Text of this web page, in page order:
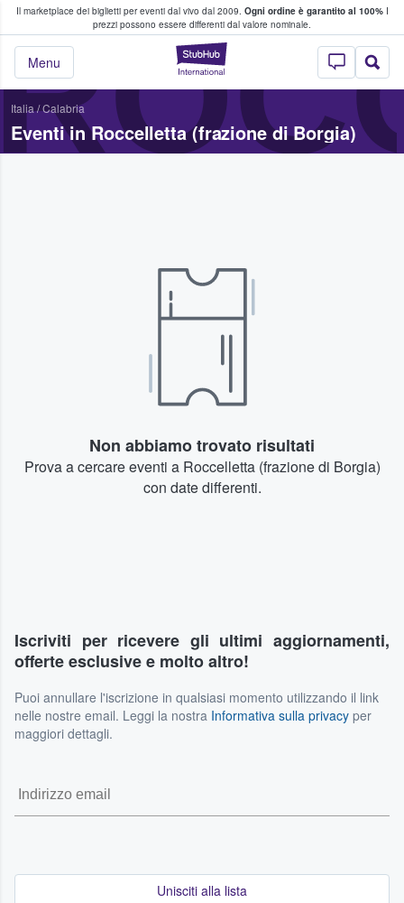
Il marketplace dei biglietti per eventi dal vivo dal 2009. Ogni ordine è garantito al 100%I
prezzi possono essere differenti dal valore nominale.
StubHub - Dove
Menu
fan comprano e vendono biglietti
Italia/Calabria
Eventi in Roccelletta (frazione di Borgia)
Non abbiamo trovato risultati
Prova a cercare eventi a Roccelletta (frazione di Borgia)
con date differenti.
Iscriviti per ricevere gli ultimi aggiornamenti,
offerte esclusive e molto altro!
Puoi annullare l'iscrizione in qualsiasi momento utilizzando il link
nelle nostre email. Leggi la nostra Informativa sulla privacy per
maggiori dettagli.
Unisciti alla lista